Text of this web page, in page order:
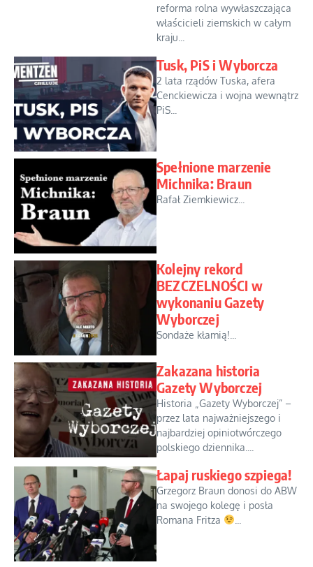
reforma rolna wywłaszczająca
właścicieli ziemskich w całym
kraju...
Tusk, PiS i Wyborcza
2 lata rządów Tuska, afera
Cenckiewicza i wojna wewnątrz
PiS...
Spełnione marzenie
Michnika: Braun
Rafał Ziemkiewicz...
Kolejny rekord
BEZCZELNOŚCI w
wykonaniu Gazety
Wyborczej
Sondaże kłamią!...
Zakazana historia
Gazety Wyborczej
Historia „Gazety Wyborczej” –
przez lata najważniejszego i
najbardziej opiniotwórczego
polskiego dziennika....
Łapaj ruskiego szpiega!
Grzegorz Braun donosi do ABW
na swojego kolegę i posła
Romana Fritza